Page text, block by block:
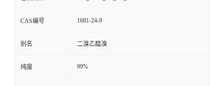
CAS编号 1681-24-9
别名 二溴乙醯溴
纯度 99%